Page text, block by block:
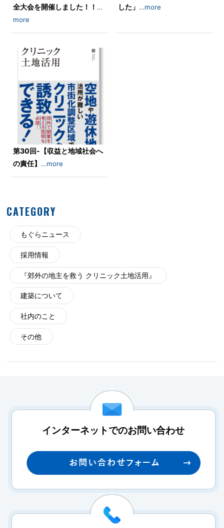
全大会を開催しました！！ …
more
した」 …more
第30回-【収益と地域社会へ
の責任】
…more
CATEGORY
もぐらニュース
採用情報
『郊外の地主を救う クリニック土地活用』
建築について
社内のこと
その他
インターネットでのお問い合わせ